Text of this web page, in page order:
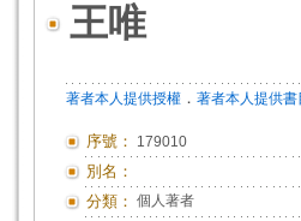
王唯
著者本人提供授權 ． 著者本人提供書
序號： 179010
別名：
分類： 個人著者